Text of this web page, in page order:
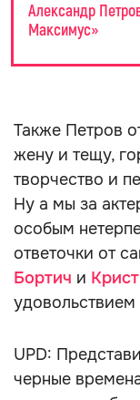
Александр
Максимус»
Также Петров
жену и тещу,
творчество и
Ну а мы за
особым
ответочки от
Бортич и
UPD:
черные